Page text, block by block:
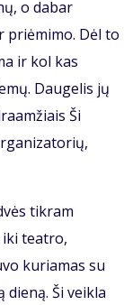
o dabar
priėmimo. Dėl to
ir kol kas
Daugelis jų
Ši
tikram
teatro,
kuriamas su
Ši veikla